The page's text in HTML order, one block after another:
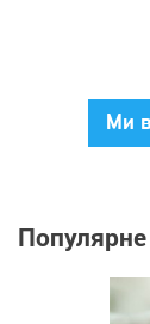
Ми
Популярне